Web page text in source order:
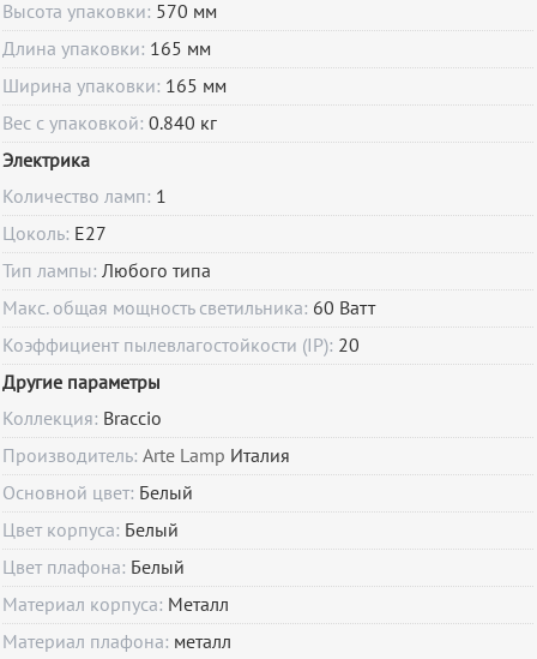
Высота упаковки: 570 мм
Длина упаковки: 165 мм
Ширина упаковки: 165 мм
Вес с упаковкой:0.840 кг
Электрика
Количество ламп: 1
Цоколь: E27
Тип лампы:Любого типа
Макс. общая мощность светильника: 60 Ватт
Коэффициент пылевлагостойкости (IP): 20
Другие параметры
Коллекция: Braccio
Производитель:Arte Lamp Италия
Основной цвет: Белый
Цвет корпуса: Белый
Цвет плафона: Белый
Материал корпуса: Металл
Материал плафона: металл